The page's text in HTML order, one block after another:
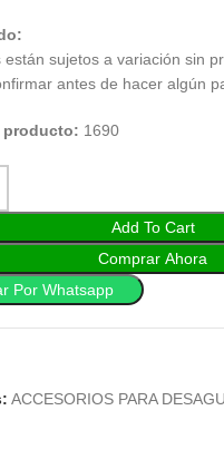
están sujetos a variación sin
antes de hacer algún
producto: 1690
Add To Cart
Comprar Ahora
Por Whatsapp
ACCESORIOS PARA